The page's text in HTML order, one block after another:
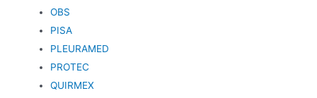
OBS
PISA
PLEURAMED
PROTEC
QUIRMEX